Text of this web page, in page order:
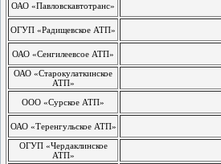
ОАО «Павловскавтотранс»
ОГУП «Радищевское АТП»
ОАО «Сенгилеевсое АТП»
ОАО «Старокулаткинское
АТП»
ООО «Сурское АТП»
ОАО «Теренгульское АТП»
ОГУП «Чердаклинское
АТП»